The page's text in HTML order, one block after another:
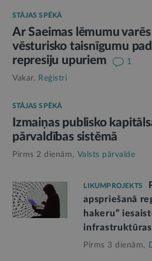
STĀJAS SPĒKĀ
Ar Saeimas lēmumu
vēsturisko taisnīgumu
represiju upuriem
1
Vakar, Reģistri
STĀJAS SPĒKĀ
Izmaiņas publisko
pārvaldības sistēmā
Pirms 2 dienām, Valsts pārvalde
LIKUMPROJEKTS
apspriešanā
hakeru”
infrastruktūras
Pirms 3 dienām,